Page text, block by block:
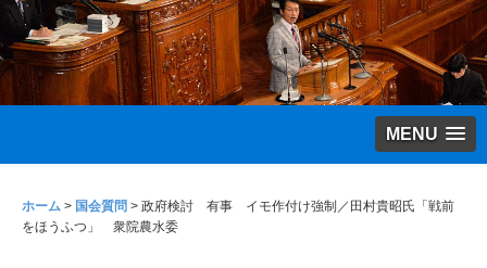
MENU
ホーム > 国会質問 > 政府検討 有事 イモ作付け強制／田村貴昭氏「戦前
をほうふつ」 衆院農水委